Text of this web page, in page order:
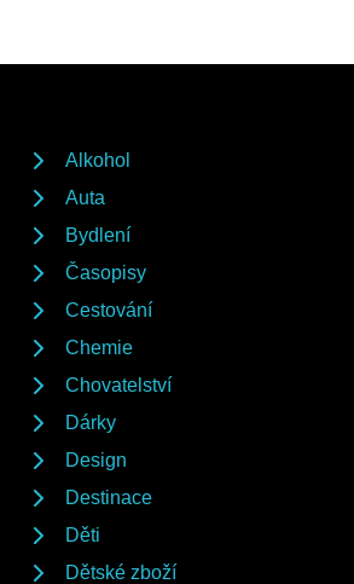
Alkohol
Auta
Bydlení
Časopisy
Cestování
Chemie
Chovatelství
Dárky
Design
Destinace
Děti
Dětské zboží